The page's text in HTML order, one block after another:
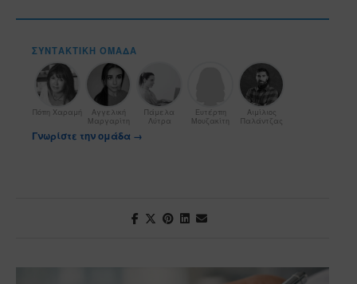
ΣΥΝΤΑΚΤΙΚΉ ΟΜΆΔΑ
Πόπη Χαραμή
Αγγελική
Μαργαρίτη
Πάμελα
Λύτρα
Ευτέρπη
Μουζακίτη
Αιμίλιος
Παλάντζας
Γνωρίστε την ομάδα →